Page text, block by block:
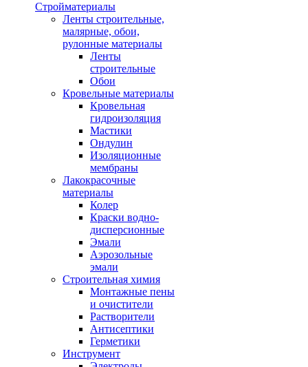
Стройматериалы
Ленты строительные,
малярные, обои,
рулонные материалы
Ленты
строительные
Обои
Кровельные материалы
Кровельная
гидроизоляция
Мастики
Ондулин
Изоляционные
мембраны
Лакокрасочные
материалы
Колер
Краски водно-
дисперсионные
Эмали
Аэрозольные
эмали
Строительная химия
Монтажные пены
и очистители
Растворители
Антисептики
Герметики
Инструмент